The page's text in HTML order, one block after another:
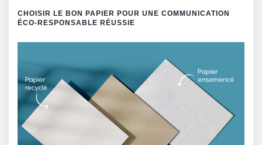
CHOISIR LE BON PAPIER POUR UNE COMMUNICATION
ÉCO-RESPONSABLE RÉUSSIE